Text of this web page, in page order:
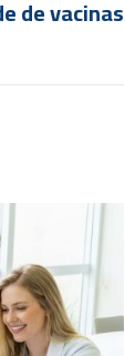
de vacinas